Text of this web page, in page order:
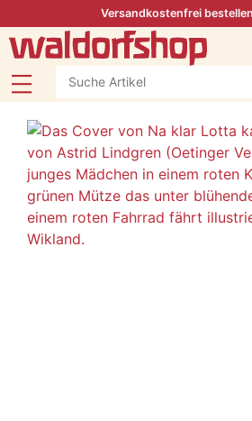
Versandkostenfrei